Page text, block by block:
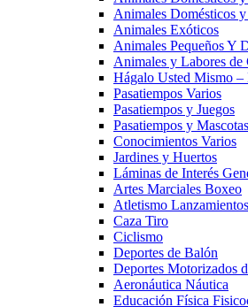
Animales Domésticos
Animales Exóticos
Animales Pequeños Y
Animales y Labores de
Hágalo Usted Mismo –
Pasatiempos Varios
Pasatiempos y Juegos
Pasatiempos y Mascotas
Conocimientos Varios
Jardines y Huertos
Láminas de Interés
Artes Marciales Boxeo
Atletismo Lanzamientos
Caza Tiro
Ciclismo
Deportes de Balón
Deportes Motorizados
Aeronáutica Náutica
Educación Física